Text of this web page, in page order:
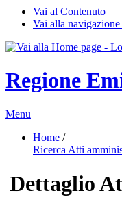
Vai al Contenuto
Vai alla
Regione
Menu
Home /
Ricerca Atti
Dettaglio